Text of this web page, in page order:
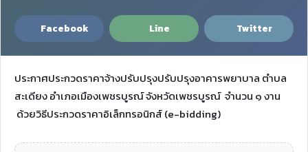
Facebook Line Twitter
ประกาศประกวดราคาจ้างปรับปรุงปรับปรุงอาคารพยาบาล ตำบล
สะเดียง อำเภอเมืองเพชรบูรณ์ จังหวัดเพชรบูรณ์ จำนวน ๑ งาน
ด้วยวิธีประกวดราคาอิเล็กทรอนิกส์ (e-bidding)